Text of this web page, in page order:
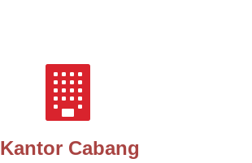
Kantor Cabang